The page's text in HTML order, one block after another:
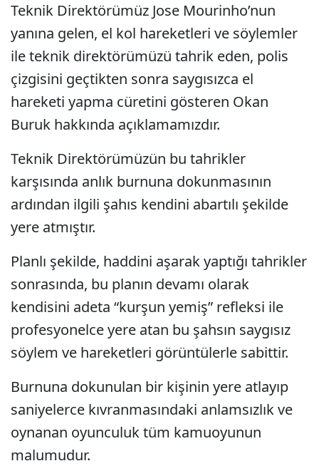
Teknik Direktörümüz Jose Mourinho’nun
yanına gelen, el kol hareketleri ve söylemler
ile teknik direktörümüzü tahrik eden, polis
çizgisini geçtikten sonra saygısızca el
hareketi yapma cüretini gösteren Okan
Buruk hakkında açıklamamızdır.
Teknik Direktörümüzün bu tahrikler
karşısında anlık burnuna dokunmasının
ardından ilgili şahıs kendini abartılı şekilde
yere atmıştır.
Planlı şekilde, haddini aşarak yaptığı tahrikler
sonrasında, bu planın devamı olarak
kendisini adeta “kurşun yemiş” refleksi ile
profesyonelce yere atan bu şahsın saygısız
söylem ve hareketleri görüntülerle sabittir.
Burnuna dokunulan bir kişinin yere atlayıp
saniyelerce kıvranmasındaki anlamsızlık ve
oynanan oyunculuk tüm kamuoyunun
malumudur.